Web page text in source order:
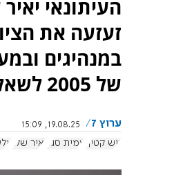
זעזעה את
במנהיגים
של 2005 לשאלות הבוערות של 2025.
ערוץ 7
19.08.25, 15:09
גוש קטיף
עמית סגל יאיר שלג